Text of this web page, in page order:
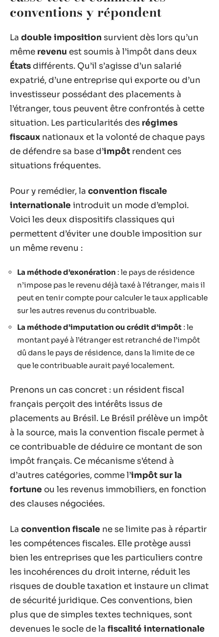
conventions y répondent
La double imposition survient dès lors qu’un
même revenu est soumis à l’impôt dans deux
États différents. Qu’il s’agisse d’un salarié
expatrié, d’une entreprise qui exporte ou d’un
investisseur possédant des placements à
l’étranger, tous peuvent être confrontés à cette
situation. Les particularités des régimes
fiscaux nationaux et la volonté de chaque pays
de défendre sa base d’impôt rendent ces
situations fréquentes.
Pour y remédier, la convention fiscale
internationale introduit un mode d’emploi.
Voici les deux dispositifs classiques qui
permettent d’éviter une double imposition sur
un même revenu :
La méthode d’exonération : le pays de résidence
n’impose pas le revenu déjà taxé à l’étranger, mais il
peut en tenir compte pour calculer le taux applicable
sur les autres revenus du contribuable.
La méthode d’imputation ou crédit d’impôt : le
montant payé à l’étranger est retranché de l’impôt
dû dans le pays de résidence, dans la limite de ce
que le contribuable aurait payé localement.
Prenons un cas concret : un résident fiscal
français perçoit des intérêts issus de
placements au Brésil. Le Brésil prélève un impôt
à la source, mais la convention fiscale permet à
ce contribuable de déduire ce montant de son
impôt français. Ce mécanisme s’étend à
d’autres catégories, comme l’impôt sur la
fortune ou les revenus immobiliers, en fonction
des clauses négociées.
La convention fiscale ne se limite pas à répartir
les compétences fiscales. Elle protège aussi
bien les entreprises que les particuliers contre
les incohérences du droit interne, réduit les
risques de double taxation et instaure un climat
de sécurité juridique. Ces conventions, bien
plus que de simples textes techniques, sont
devenues le socle de la fiscalité internationale